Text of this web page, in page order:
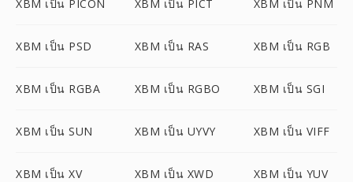
XBM เป็น PICON XBM เป็น PICT XBM เป็น PNM
XBM เป็น PSD XBM เป็น RAS XBM เป็น RGB
XBM เป็น RGBA XBM เป็น RGBO XBM เป็น SGI
XBM เป็น SUN XBM เป็น UYVY XBM เป็น VIFF
XBM เป็น XV XBM เป็น XWD XBM เป็น YUV